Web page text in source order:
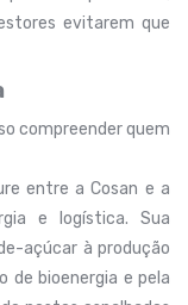
evitarem que
compreender quem
entre a Cosan e a
e logística. Sua
açúcar à produção
de bioenergia e pela